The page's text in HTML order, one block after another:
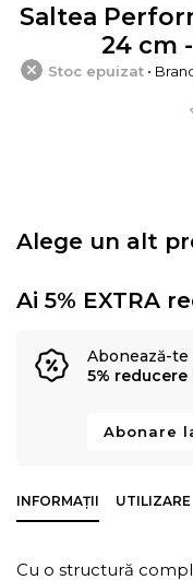
Saltea
24 cm
Stoc epuizat•
Alege un alt
Ai 5% EXTRA
Abonează-
5%
Abonare
INFORMAȚII UTILIZARE
Cu o structură